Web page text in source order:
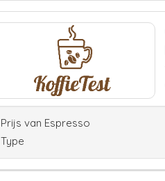
Prijs van Espresso
Type